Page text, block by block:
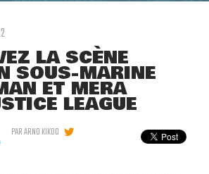
LA SCÈNE
SOUS-MARINE
ET MERA
LEAGUE
PARARNO KIKOO